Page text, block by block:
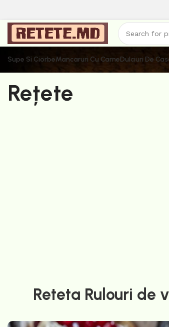
Supe Si CiorbeMancaruri Cu CarneDulciuri De
Rețete
Reteta Rulouri de